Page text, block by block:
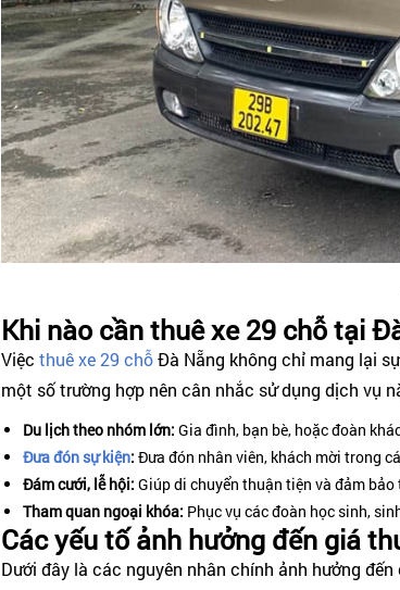
Khi nào cần thuê xe 29 chỗ tại
Việc thuê xe 29 chỗĐà Nẵng không chỉ mang lại
một số trường hợp nên cân nhắc sử dụng dịch vụ
Du lịch theo nhóm lớn: Gia đình, bạn bè, hoặc đoàn
Đưa đón sự kiện: Đưa đón nhân viên, khách mời trong
Đám cưới, lễ hội: Giúp di chuyển thuận tiện và đảm
Tham quan ngoại khóa: Phục vụ các đoàn học sinh,
Các yếu tố ảnh hưởng đến giá
Dưới đây là các nguyên nhân chính ảnh hưởng